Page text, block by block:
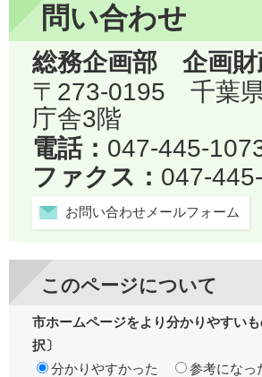
問い合わせ
総務企画部 企画
〒273-0195 千葉
庁舎3階
電話： 047-445-
ファクス： 047-
お問い合わせメールフォーム
このページについて
市ホームページをより分かりやすい
択〕
分かりやすかった
参考になっ